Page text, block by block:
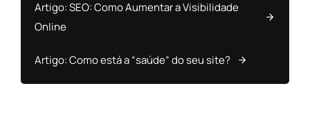
Artigo: SEO: Como Aumentar a Visibilidade
Online
Artigo: Como está a “saúde” do seu site?